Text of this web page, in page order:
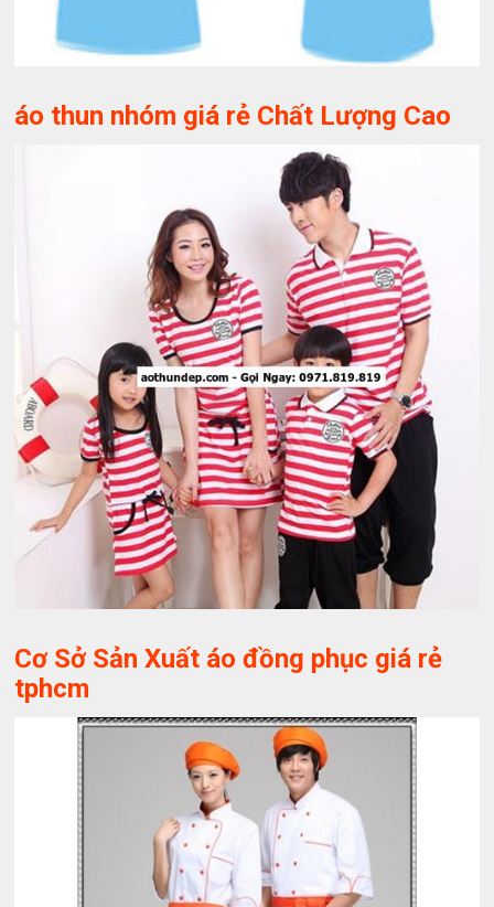
áo thun nhóm giá rẻ Chất Lượng Cao
Cơ Sở Sản Xuất áo đồng phục giá rẻ
tphcm